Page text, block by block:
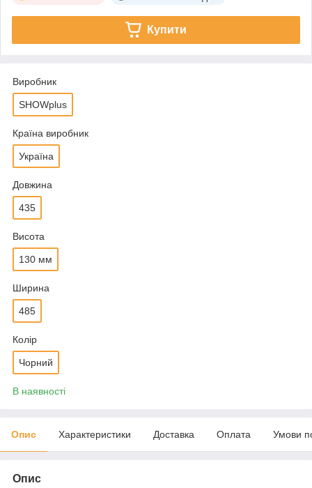
Купити
Виробник
SHOWplus
Країна виробник
Україна
Довжина
435
Висота
130 мм
Ширина
485
Колір
Чорний
В наявності
Опис Характеристики Доставка Оплата Умови
Опис